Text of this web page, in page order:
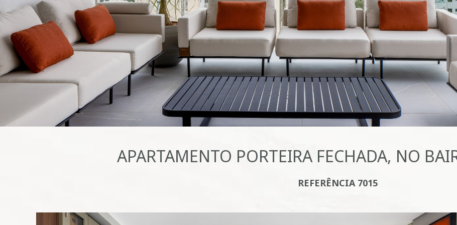
APARTAMENTO PORTEIRA FECHADA, NO
REFERÊNCIA 7015